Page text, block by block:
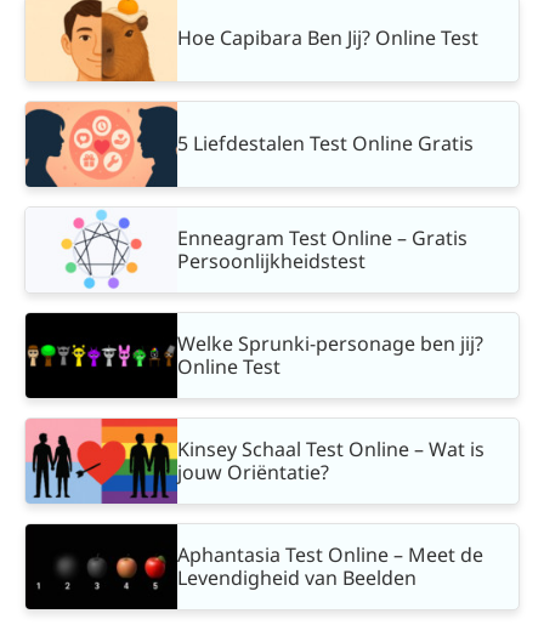
Hoe Capibara Ben Jij? Online Test
5 Liefdestalen Test Online Gratis
Enneagram Test Online – Gratis
Persoonlijkheidstest
Welke Sprunki-personage ben jij?
Online Test
Kinsey Schaal Test Online – Wat is
jouw Oriëntatie?
Aphantasia Test Online – Meet de
Levendigheid van Beelden